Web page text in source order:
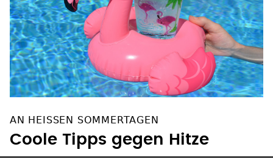
AN HEISSEN SOMMERTAGEN
Coole Tipps gegen Hitze